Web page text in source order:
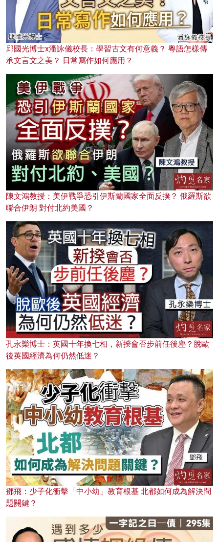
邱國光博士x潘詠儀校長：學習古文有何意義？ 粵語怎樣傳
承文言文之美？ 日常寫作如何應用？
陳文鴻教授：美伊戰爭恐引伊斯蘭國家全面反撲？ 俄羅斯欲
聯合伊朗 對付北約美國？
孔永樂博士：英國十年換七相，新揆會否步前任後塵？脫歐
後英國經濟為何仍然低迷？
鄧飛：少子化衝擊「中小幼」教育根基 北都如何成為解決問
題關鍵？